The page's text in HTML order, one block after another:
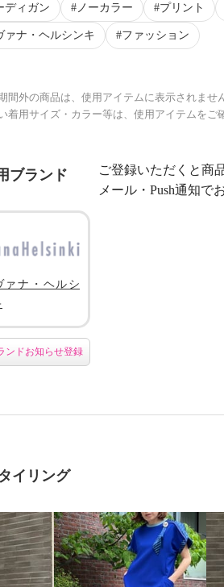
ディガン ノーカラー プリント
ァナ・ヘルシンキ ファッション
間外の商品は、使用アイテムに表示されませ
着用サイズ・カラー等は、使用アイテムをご
ブランド
ご登録いただくと商
メール・Push通知で
ァナ・ヘルシ
ンドお知らせ登録
イリング